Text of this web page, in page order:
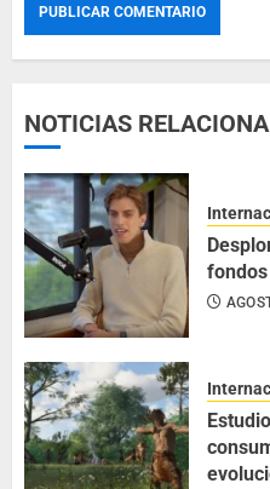
NOTICIAS